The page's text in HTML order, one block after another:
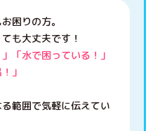
困りの方。
も大丈夫です！
「水で困っている！」
」
範囲で気軽に伝えてい